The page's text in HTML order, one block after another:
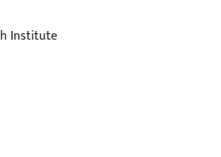
Institute